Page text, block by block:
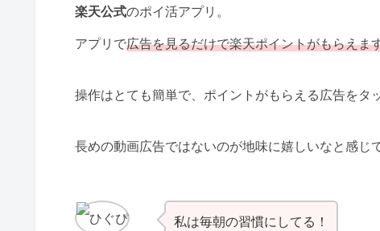
楽天公式のポイ活アプリ。
アプリで広告を見るだけで楽天ポイントがもらえま
操作はとても簡単で、ポイントがもらえる広告をタ
長めの動画広告ではないのが地味に嬉しいなと感じ
私は毎朝の習慣にしてる！